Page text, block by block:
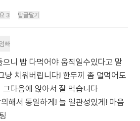
3 답글달기
빠
니 밥 다먹어야 움직일수있다고 말
냥 치워버립니다! 한두끼 좀 덜먹어도
다음에 앉아서 잘 먹습니다
해서 동일하게! 늘 일관성있게! 마음